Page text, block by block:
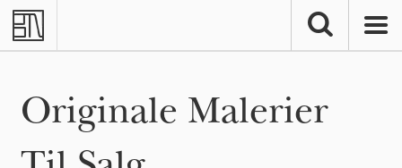
Skip to main content
Originale Malerier